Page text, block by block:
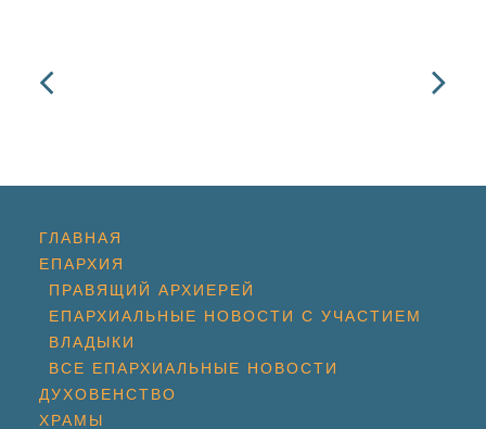
ГЛАВНАЯ
ЕПАРХИЯ
ПРАВЯЩИЙ АРХИЕРЕЙ
ЕПАРХИАЛЬНЫЕ НОВОСТИ С УЧАСТИЕМ
ВЛАДЫКИ
ВСЕ ЕПАРХИАЛЬНЫЕ НОВОСТИ
ДУХОВЕНСТВО
ХРАМЫ